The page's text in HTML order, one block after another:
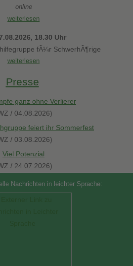
online
weiterlesen
18.30 Uhr
fÃ¼r SchwerhÃ¶rige
weiterlesen
Presse
ganz ohne Verlierer
/ 04.08.2026)
feiert ihr Sommerfest
/ 03.08.2026)
Viel Potenzial
/ 24.07.2026)
Nachrichten in leichter Sprache: